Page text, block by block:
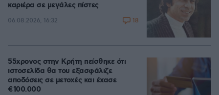
καριέρα σε μεγάλες πίστες
06.08.2026, 16:32 18
55χρονος στην Κρήτη πείσθηκε ότι
ιστοσελίδα θα του εξασφάλιζε
αποδόσεις σε μετοχές και έχασε
€100.000